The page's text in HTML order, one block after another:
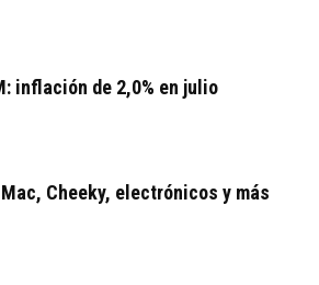
inflación de 2,0% en julio
Cheeky, electrónicos y más